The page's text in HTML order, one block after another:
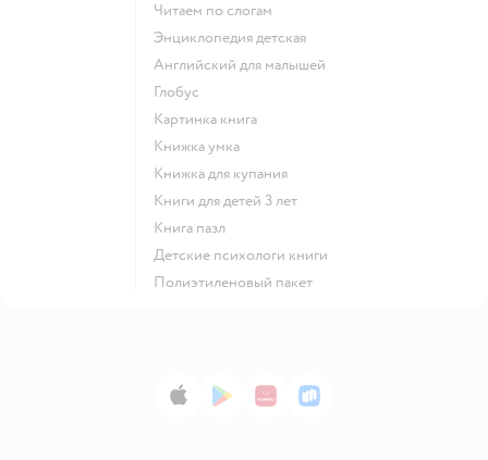
читаем по слогам
энциклопедия детская
английский для малышей
глобус
картинка книга
книжка умка
книжка для купания
книги для детей 3 лет
книга пазл
детские психологи книги
полиэтиленовый пакет
App StoreGoogle Play
AppGallery
RuStore